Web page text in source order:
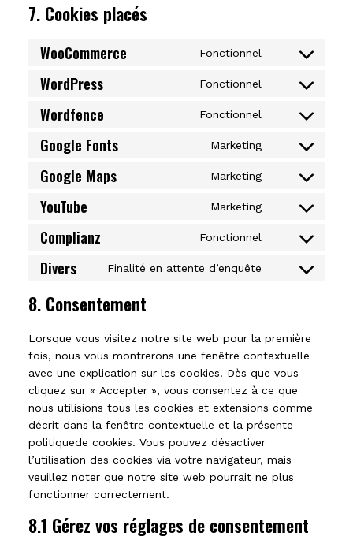
7. Cookies placés
WooCommerce Fonctionnel
Consent
WordPress Fonctionnel
Consent
Wordfence Fonctionnel
Consent
Google Fonts Marketing
Consent
fonts
Google Maps Marketing
Consent
maps
YouTube Marketing
Consent
Complianz Fonctionnel
Consent
Divers Finalité en attente d’enquête
Consent
divers
8. Consentement
Lorsque vous visitez notre site web pour la première
fois, nous vous montrerons une fenêtre contextuelle
avec une explication sur les cookies. Dès que vous
cliquez sur « Accepter », vous consentez à ce que
nous utilisions tous les cookies et extensions comme
décrit dans la fenêtre contextuelle et la présente
politiquede cookies. Vous pouvez désactiver
l’utilisation des cookies via votre navigateur, mais
veuillez noter que notre site web pourrait ne plus
fonctionner correctement.
8.1 Gérez vos réglages de consentement